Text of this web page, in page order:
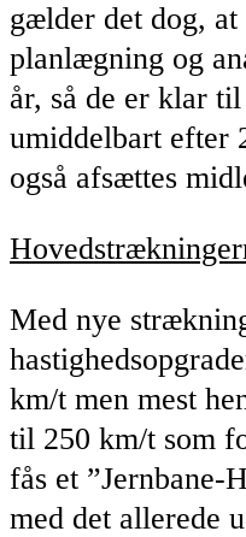
gælder det dog,
planlægning og
år, så de er klar
umiddelbart efter
også afsættes
Med nye
km/t men mest
til 250 km/t som
fås et ”Jernbane-
med det allerede